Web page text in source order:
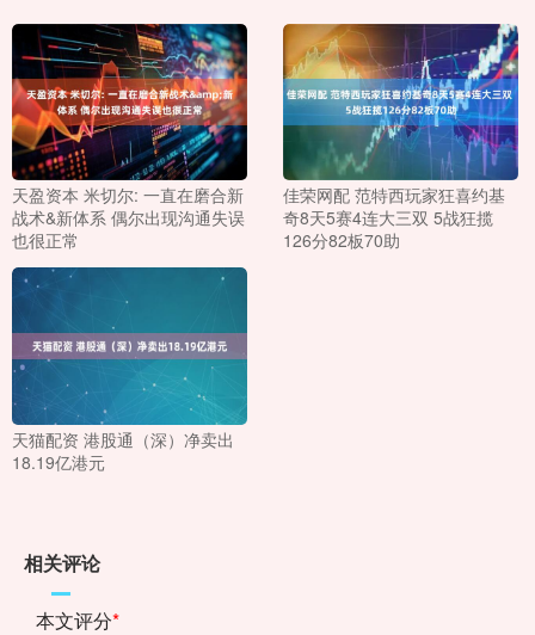
天盈资本 米切尔: 一直在磨合新
战术&新体系 偶尔出现沟通失误
也很正常
佳荣网配 范特西玩家狂喜约基
奇8天5赛4连大三双 5战狂揽
126分82板70助
天猫配资 港股通（深）净卖出
18.19亿港元
相关评论
本文评分*